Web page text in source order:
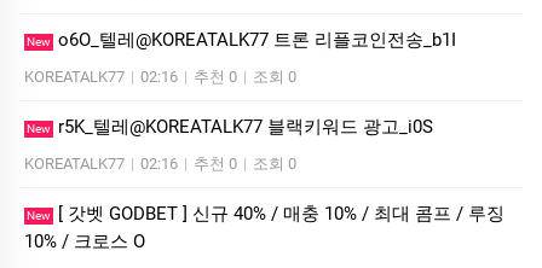
New o6O_텔레@KOREATALK77 트론 리플코인전송_b1I
KOREATALK77 | 02:16 | 추천 0 | 조회 0
New r5K_텔레@KOREATALK77 블랙키워드 광고_i0S
KOREATALK77 | 02:16 | 추천 0 | 조회 0
New
[ 갓벳 GODBET ] 신규 40% / 매충 10% / 최대 콤프 / 루징
10% / 크로스 O